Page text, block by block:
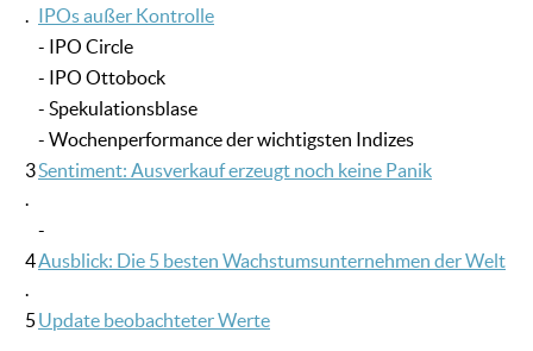
. IPOs außer Kontrolle
- IPO Circle
- IPO Ottobock
- Spekulationsblase
- Wochenperformance der wichtigsten Indizes
3
.
Sentiment: Ausverkauf erzeugt noch keine Panik
-
4
.
Ausblick: Die 5 besten Wachstumsunternehmen der Welt
5Update beobachteter Werte